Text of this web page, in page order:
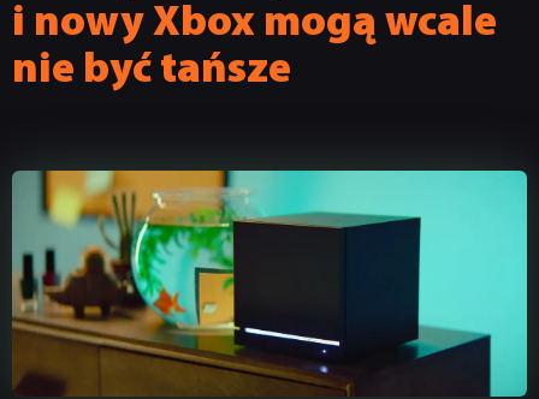
i nowy Xbox mogą wcale
nie być tańsze